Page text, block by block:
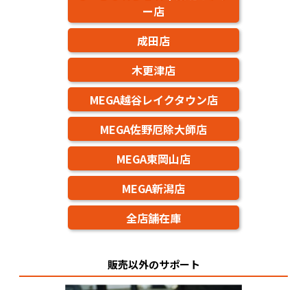
ー店
成田店
木更津店
MEGA越谷レイクタウン店
MEGA佐野厄除大師店
MEGA東岡山店
MEGA新潟店
全店舗在庫
販売以外のサポート